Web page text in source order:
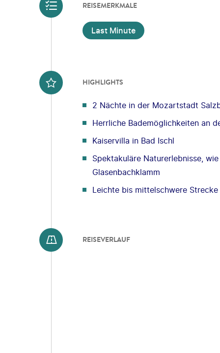
REISEMERKMALE
Last Minute
HIGHLIGHTS
2 Nächte in der Mozartstadt
Herrliche Bademöglichkeiten an
Kaiservilla in Bad Ischl
Spektakuläre Naturerlebnisse,
Glasenbachklamm
Leichte bis mittelschwere
REISEVERLAUF